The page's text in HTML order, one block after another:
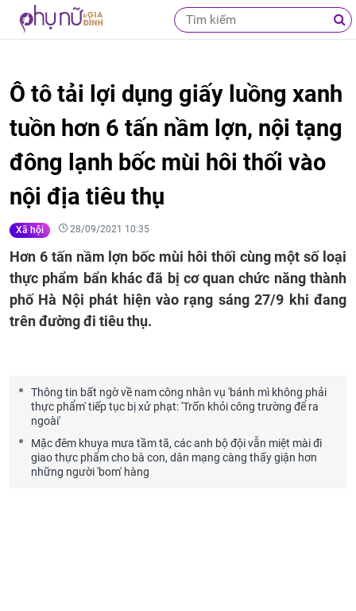
Ô tô tải lợi dụng giấy luồng xanh
tuồn hơn 6 tấn nầm lợn, nội tạng
đông lạnh bốc mùi hôi thối vào
nội địa tiêu thụ
Xã hội 28/09/2021 10:35
Hơn 6 tấn nầm lợn bốc mùi hôi thối cùng một số loại
thực phẩm bẩn khác đã bị cơ quan chức năng thành
phố Hà Nội phát hiện vào rạng sáng 27/9 khi đang
trên đường đi tiêu thụ.
Thông tin bất ngờ về nam công nhân vụ 'bánh mì không phải
thực phẩm' tiếp tục bị xử phạt: 'Trốn khỏi công trường để ra
ngoài'
Mặc đêm khuya mưa tầm tã, các anh bộ đội vẫn miệt mài đi
giao thực phẩm cho bà con, dân mạng càng thấy giận hơn
những người 'bom' hàng